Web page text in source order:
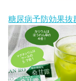
糖尿病予防効果